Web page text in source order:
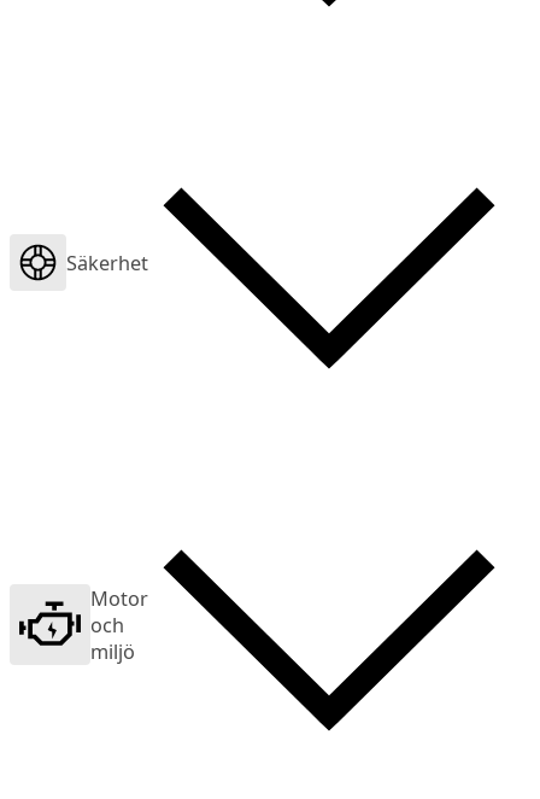
Säkerhet
Motor
och
miljö